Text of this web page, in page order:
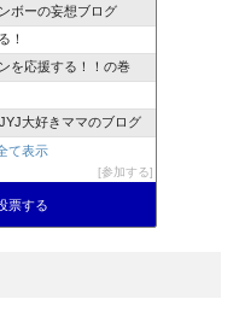
ボーの妄想ブログ
！
を応援する！！の巻
大好きママのブログ
て表示
参加する
票する